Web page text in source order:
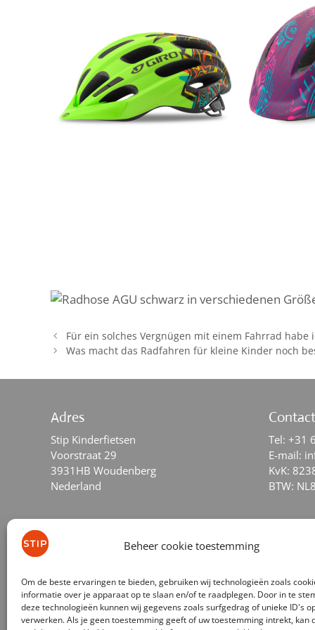
Beheer cookie toestemming
Om de beste ervaringen te bieden, gebruiken wij technologieën zoals
informatie over je apparaat op te slaan en/of te raadplegen. Door in te
deze technologieën kunnen wij gegevens zoals surfgedrag of unieke ID's
verwerken. Als je geen toestemming geeft of uw toestemming intrekt, kan
Für ein solches Vergnügen mit einem Fahrrad habe
Was macht das Radfahren für kleine Kinder noch
Adres
Stip Kinderfietsen
Voorstraat 29
3931HB Woudenberg
Nederland
facebook instagramyoutubetiktok
Contact
Tel: +31
E-mail:
KvK:
BTW: